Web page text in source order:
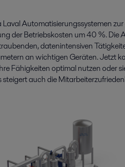
Laval Automatisierungssystemen
der Betriebskosten um 40 %.
datenintensiven
an wichtigen Geräten. Jetzt
Fähigkeiten optimal nutzen oder
steigert auch die